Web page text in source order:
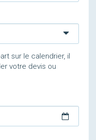
sur le calendrier, il
votre devis ou